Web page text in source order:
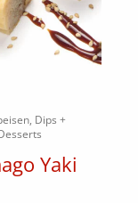
Dips +
Yaki